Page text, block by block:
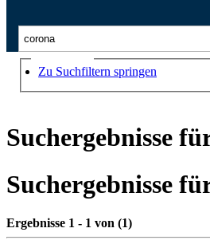
Zu Suchfiltern springen
Suchergebnisse
Suchergebnisse
Ergebnisse 1 - 1 von (1)